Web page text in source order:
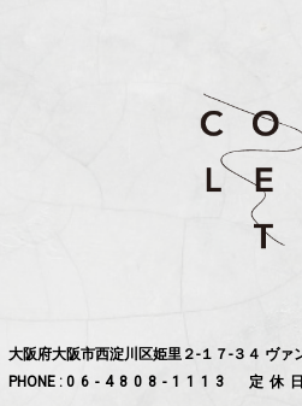
大阪府大阪市西淀川区姫里２-１７-３４ ヴァ
PHONE : 06-4808-1113 定休